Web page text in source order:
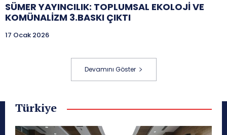
SÜMER YAYINCILIK: TOPLUMSAL EKOLOJİ VE
KOMÜNALİZM 3.BASKI ÇIKTI
17 Ocak 2026
Devamını Göster
Türkiye